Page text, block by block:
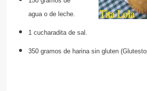
agua o de leche.
1 cucharadita de sal.
350 gramos de harina sin gluten